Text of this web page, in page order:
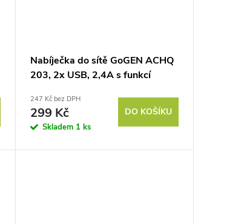
Nabíječka do sítě GoGEN ACHQ
203, 2x USB, 2,4A s funkcí
bílá
247 Kč bez DPH
299 Kč
Skladem 1 ks
DO KOŠÍKU